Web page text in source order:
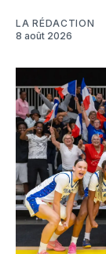
LA RÉDACTION
8 août 2026